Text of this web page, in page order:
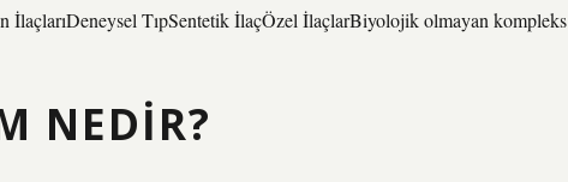
TıpSentetik İlaçÖzel İlaçlarBiyolojik olmayan kompleks
NEDIR?